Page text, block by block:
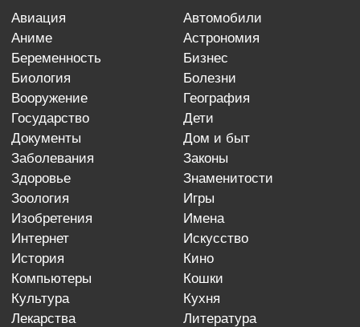
авиация
автомобили
аниме
астрономия
беременность
бизнес
биология
болезни
вооружение
география
государство
дети
документы
дом и быт
заболевания
законы
здоровье
знаменитости
зоология
игры
изобретения
имена
интернет
искусство
история
кино
компьютеры
кошки
культура
кухня
лекарства
литература